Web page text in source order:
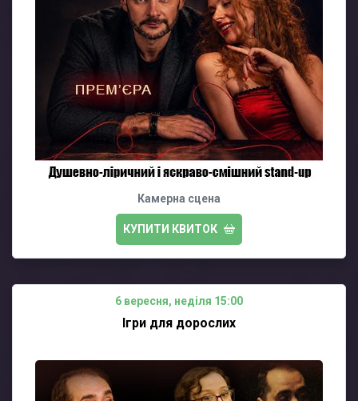
Камерна сцена
КУПИТИ КВИТОК
6 вересня, неділя 15:00
Ігри для дорослих